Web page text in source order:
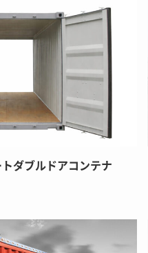
トダブルドアコンテナ